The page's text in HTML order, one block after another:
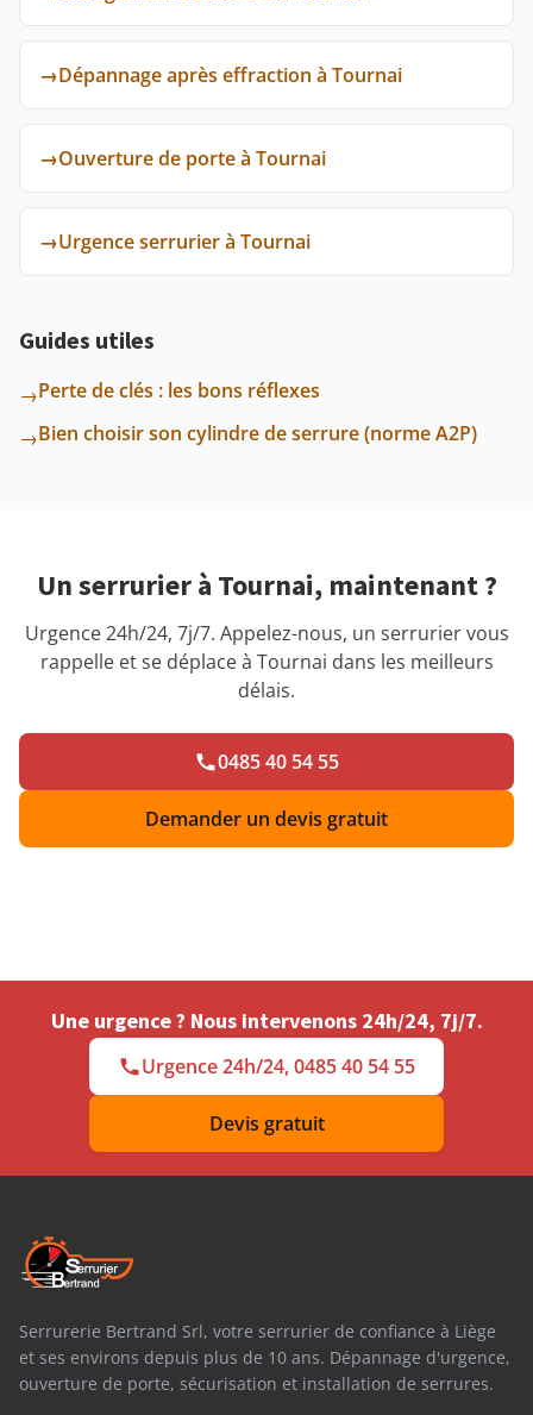
→Dépannage après effraction à Tournai
→Ouverture de porte à Tournai
→Urgence serrurier à Tournai
Guides utiles
→Perte de clés : les bons réflexes
→Bien choisir son cylindre de serrure (norme A2P)
Un serrurier à Tournai, maintenant ?
Urgence 24h/24, 7j/7. Appelez-nous, un serrurier vous
rappelle et se déplace à Tournai dans les meilleurs
délais.
0485 40 54 55
Demander un devis gratuit
Une urgence ? Nous intervenons 24h/24, 7j/7.
Urgence 24h/24, 0485 40 54 55
Devis gratuit
Serrurerie Bertrand Srl, votre serrurier de confiance à Liège
et ses environs depuis plus de 10 ans. Dépannage d'urgence,
ouverture de porte, sécurisation et installation de serrures.